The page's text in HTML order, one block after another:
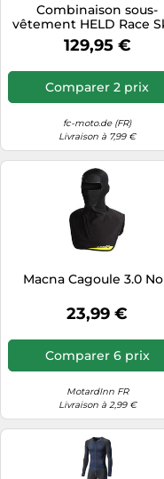
Combinaison sous-
vêtement HELD Race
II noir-bleu S
129,95 €
Comparer 2 prix
fc-moto.de (FR)
Livraison à 7,99 €
Macna Cagoule 3.0
23,99 €
Comparer 6 prix
MotardInn FR
Livraison à 2,99 €